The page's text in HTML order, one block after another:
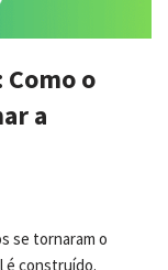
o
a
se tornaram o
é construído.